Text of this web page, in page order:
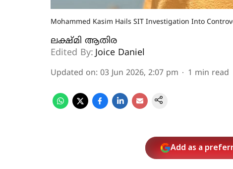
Mohammed Kasim Hails SIT Investigation Into
ലക്ഷ്മി ആതിര
Edited By: Joice Daniel
Updated on: 03 Jun 2026, 2:07 pm 1 min read
Add as a